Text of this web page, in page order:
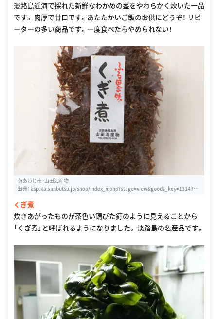
淡路島近海で採れた新鮮なわかめの茎をやわらかく炊いた一品
です。 肉厚で甘口です。あたたかいご飯のお供にどうぞ！ リピ
ーターの多い商品です。一度食べたらやめられない！
南あわじ市・山田海産物
出典： asp.kaisanbutsu.jp/shop/index_x.php?stage=view&goods_key=1314780
くぎ煮
炊きあがったものが茶色い錆びた釘のように見えることから
「くぎ煮」と呼ばれるようになりました。 淡路島の名産品です。